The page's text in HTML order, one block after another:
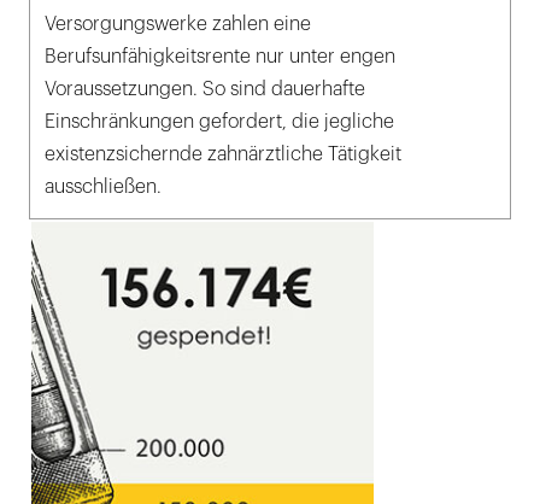
Versorgungswerke zahlen eine
Berufsunfähigkeitsrente nur unter engen
Voraussetzungen. So sind dauerhafte
Einschränkungen gefordert, die jegliche
existenzsichernde zahnärztliche Tätigkeit
ausschließen.